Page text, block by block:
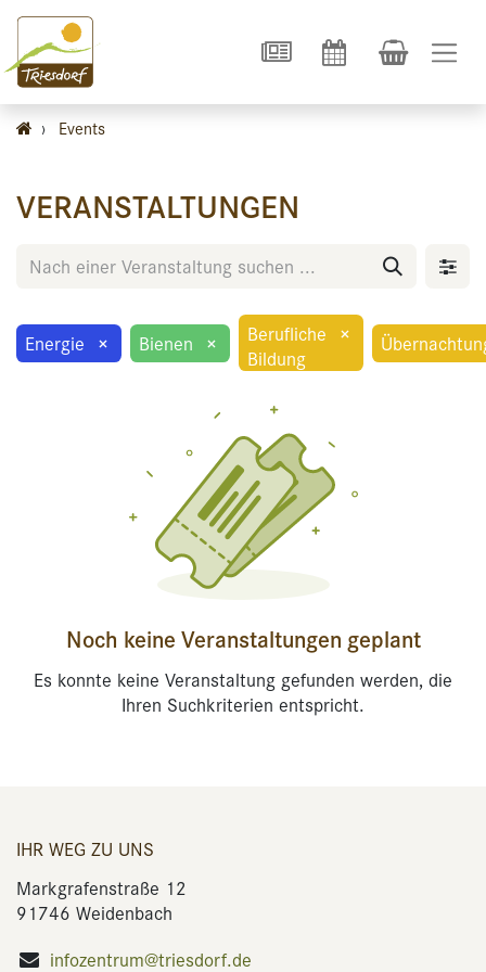
› Events
VERANSTALTUNGEN
Energie × Bienen ×
Berufliche
Bildung
×
Noch keine Veranstaltungen geplant
Es konnte keine Veranstaltung gefunden werden, die
Ihren Suchkriterien entspricht.
IHR WEG ZU UNS
Markgrafenstraße 12
91746 Weidenbach
infozentrum@triesdorf.de